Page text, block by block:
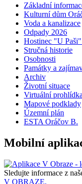
Základní
Kulturní dům
Voda a kanalizace
Odpady 2026
Hostinec "U
Stručná historie
Osobnosti
Památky a
Archiv
Životní situace
Virtuální prohlídka
Mapové podklady
Územní plán
ESTA Oráčov B.
Mobilní
Sledujte informace z
V OBRAZE.